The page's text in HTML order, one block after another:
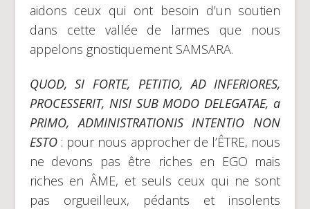
aidons ceux qui ont besoin d’un soutien
dans cette vallée de larmes que nous
appelons gnostiquement SAMSARA.
QUOD, SI FORTE, PETITIO, AD INFERIORES,
PROCESSERIT, NISI SUB MODO DELEGATAE, a
PRIMO, ADMINISTRATIONIS INTENTIO NON
ESTO : pour nous approcher de l’ÊTRE, nous
ne devons pas être riches en EGO mais
riches en ÂME, et seuls ceux qui ne sont
pas orgueilleux, pédants et insolents